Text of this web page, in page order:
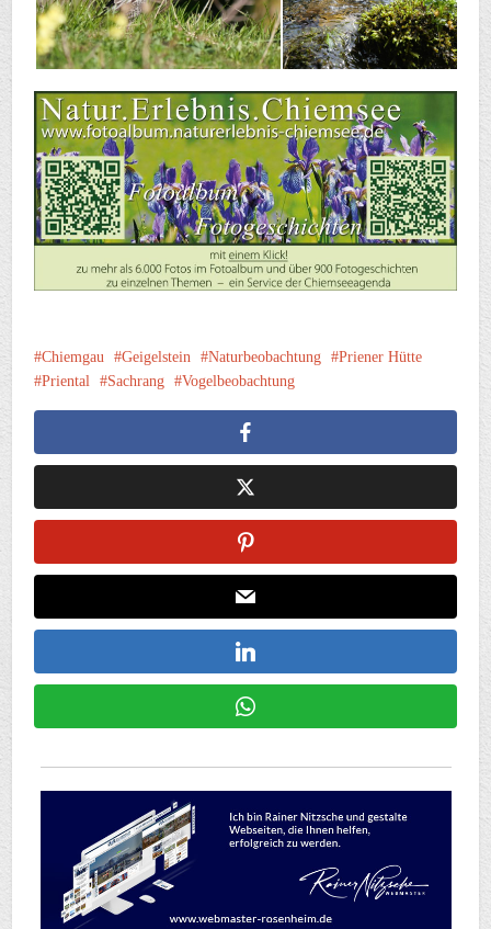
Chiemgau Geigelstein Naturbeobachtung
Priener Hütte
Priental
Sachrang Vogelbeobachtung